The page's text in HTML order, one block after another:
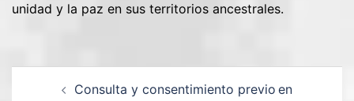
unidad y la paz en sus territorios ancestrales.
Consulta y consentimiento previo en